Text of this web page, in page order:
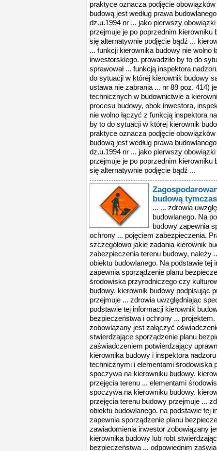
budową
... ... zdrowia
budowlanego. Na
budowy zapewnia
ochrony ... pojęciem zabezpieczenia.
szczegółowo jakie zadania kierownik
zabezpieczenia terenu budowy, należy
obiektu budowlanego. Na podstawie tej
zapewnia sporządzenie planu
środowiska przyrodniczego czy
budowy. kierownik budowy podpisując
przejmuje ... zdrowia uwzględniając
podstawie tej informacji kierownik
bezpieczeństwa i ochrony ...
zobowiązany jest załączyć
stwierdzające sporządzenie planu
zaświadczeniem potwierdzający
kierownika budowy i inspektora
technicznymi i elementami środowiska
spoczywa na kierowniku budowy.
przejęcia terenu ... elementami
spoczywa na kierowniku budowy.
przejęcia terenu budowy przejmuje ...
obiektu budowlanego. na podstawie tej
zapewnia sporządzenie planu
zawiadomienia inwestor zobowiązany
kierownika budowy lub robt
bezpieczeństwa ... odpowiednim